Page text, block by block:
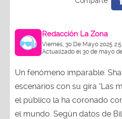
Redacción La Zona
Viernes, 30 De Mayo 2025
Actualizado el 30 de mayo
Un fenómeno imparable.
escenarios con su gira "Las
el público la ha coronado
el mundo. Según datos de